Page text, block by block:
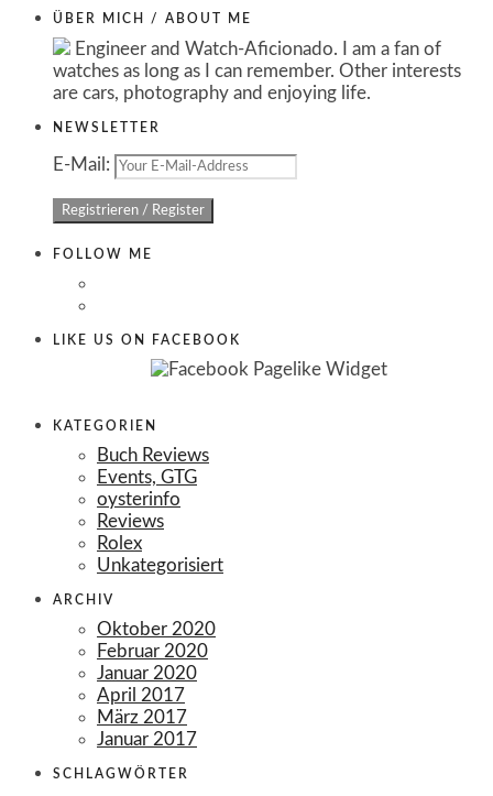
ÜBER MICH / ABOUT ME
Engineer and Watch-Aficionado. I am a fan of
watches as long as I can remember. Other interests
are cars, photography and enjoying life.
NEWSLETTER
E-Mail:
FOLLOW ME
LIKE US ON FACEBOOK
KATEGORIEN
Buch Reviews
Events, GTG
oysterinfo
Reviews
Rolex
Unkategorisiert
ARCHIV
Oktober 2020
Februar 2020
Januar 2020
April 2017
März 2017
Januar 2017
SCHLAGWÖRTER